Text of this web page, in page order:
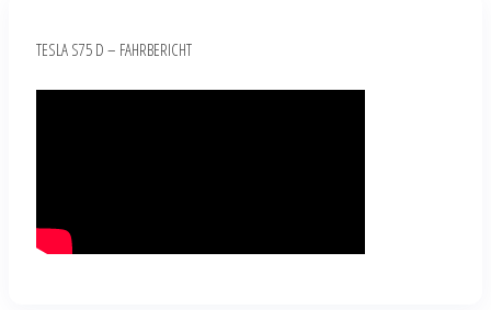
TESLA S75 D – FAHRBERICHT